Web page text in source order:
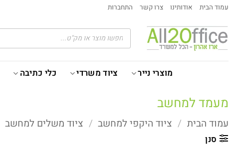
Skip
content
עמוד הבית אודותינו צרו קשר התחברות
Products
search
מוצרי נייר ציוד משרדי כלי כתיבה
מעמד למחשב
עמוד הבית / ציוד היקפי למחשב / ציוד משלים למחשב
סנן